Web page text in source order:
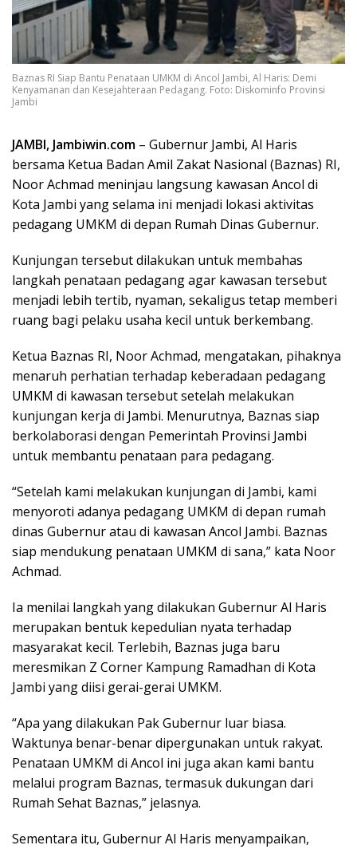
Baznas RI Siap Bantu Penataan UMKM di Ancol Jambi, Al Haris: Demi
Kenyamanan dan Kesejahteraan Pedagang. Foto: Diskominfo Provinsi
Jambi
JAMBI, Jambiwin.com – Gubernur Jambi, Al Haris
bersama Ketua Badan Amil Zakat Nasional (Baznas) RI,
Noor Achmad meninjau langsung kawasan Ancol di
Kota Jambi yang selama ini menjadi lokasi aktivitas
pedagang UMKM di depan Rumah Dinas Gubernur.
Kunjungan tersebut dilakukan untuk membahas
langkah penataan pedagang agar kawasan tersebut
menjadi lebih tertib, nyaman, sekaligus tetap memberi
ruang bagi pelaku usaha kecil untuk berkembang.
Ketua Baznas RI, Noor Achmad, mengatakan, pihaknya
menaruh perhatian terhadap keberadaan pedagang
UMKM di kawasan tersebut setelah melakukan
kunjungan kerja di Jambi. Menurutnya, Baznas siap
berkolaborasi dengan Pemerintah Provinsi Jambi
untuk membantu penataan para pedagang.
“Setelah kami melakukan kunjungan di Jambi, kami
menyoroti adanya pedagang UMKM di depan rumah
dinas Gubernur atau di kawasan Ancol Jambi. Baznas
siap mendukung penataan UMKM di sana,” kata Noor
Achmad.
Ia menilai langkah yang dilakukan Gubernur Al Haris
merupakan bentuk kepedulian nyata terhadap
masyarakat kecil. Terlebih, Baznas juga baru
meresmikan Z Corner Kampung Ramadhan di Kota
Jambi yang diisi gerai-gerai UMKM.
“Apa yang dilakukan Pak Gubernur luar biasa.
Waktunya benar-benar dipergunakan untuk rakyat.
Penataan UMKM di Ancol ini juga akan kami bantu
melalui program Baznas, termasuk dukungan dari
Rumah Sehat Baznas,” jelasnya.
Sementara itu, Gubernur Al Haris menyampaikan,